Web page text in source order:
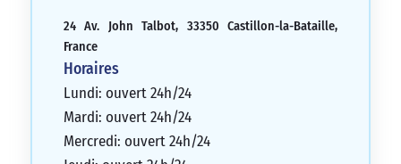
24 Av. John Talbot, 33350 Castillon-la-Bataille,
France
Horaires
Lundi: ouvert 24h/24
Mardi: ouvert 24h/24
Mercredi: ouvert 24h/24